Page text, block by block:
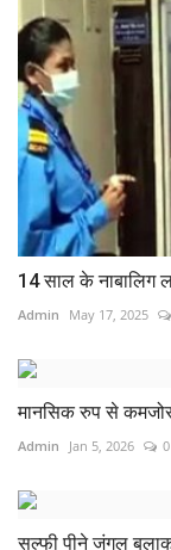
14 साल के नाबालिग
Admin May 17, 2025
मानसिक रुप से कमजोर
Admin Jan 5, 2026 0
सल्फी पीने जंगल